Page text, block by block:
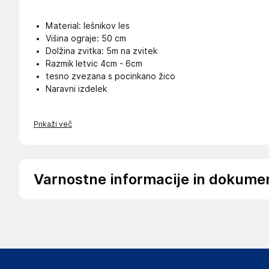
Material: lešnikov les
Višina ograje: 50 cm
Dolžina zvitka: 5m na zvitek
Razmik letvic 4cm - 6cm
tesno zvezana s pocinkano žico
Naravni izdelek
Prikaži več
Varnostne informacije in